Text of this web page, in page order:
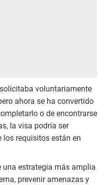
voluntariamente
ahora se ha convertido
o de encontrarse
la visa podría ser
los requisitos están en
una estrategia más amplia
prevenir amenazas y